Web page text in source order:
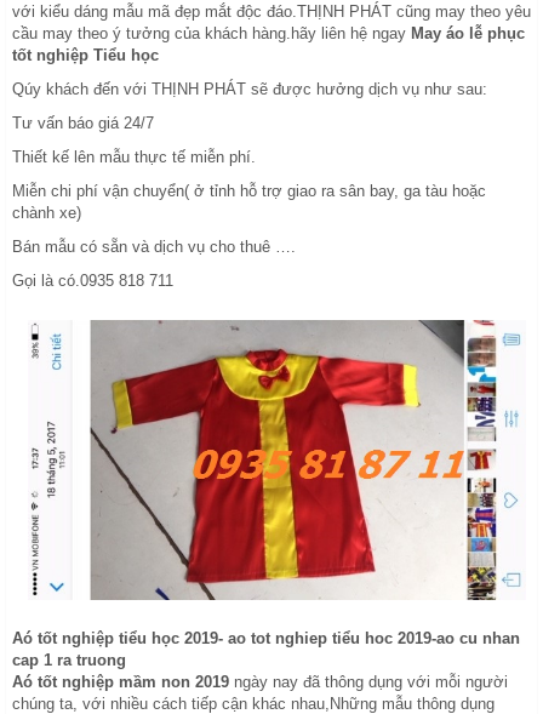
với kiểu dáng mẫu mã đẹp mắt độc đáo.THỊNH PHÁT cũng may theo yêu
cầu may theo ý tưởng của khách hàng.hãy liên hệ ngay May áo lễ phục
tốt nghiệp Tiểu học
Qúy khách đến với THỊNH PHÁT sẽ được hưởng dịch vụ như sau:
Tư vấn báo giá 24/7
Thiết kế lên mẫu thực tế miễn phí.
Miễn chi phí vận chuyển( ở tỉnh hỗ trợ giao ra sân bay, ga tàu hoặc
chành xe)
Bán mẫu có sẵn và dịch vụ cho thuê ….
Gọi là có.0935 818 711
Aó tốt nghiệp tiểu học 2019- ao tot nghiep tiểu hoc 2019-ao cu nhan
cap 1 ra truong
Aó tốt nghiệp mầm non 2019 ngày nay đã thông dụng với mỗi người
chúng ta, với nhiều cách tiếp cận khác nhau,Những mẫu thông dụng